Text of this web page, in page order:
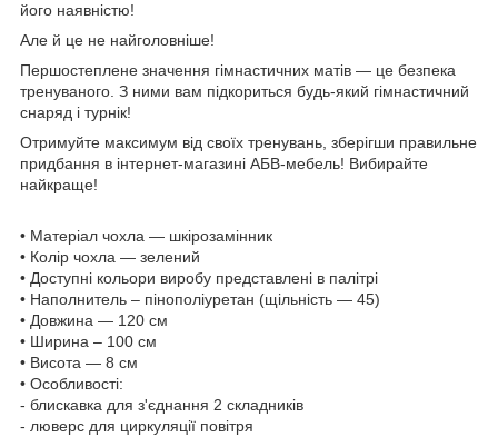
його наявністю!
Але й це не найголовніше!
Першостеплене значення гімнастичних матів — це безпека
тренуваного. З ними вам підкориться будь-який гімнастичний
снаряд і турнік!
Отримуйте максимум від своїх тренувань, зберігши правильне
придбання в інтернет-магазині АБВ-мебель! Вибирайте
найкраще!
• Матеріал чохла — шкірозамінник
• Колір чохла — зелений
• Доступні кольори виробу представлені в палітрі
• Наполнитель – пінополіуретан (щільність — 45)
• Довжина — 120 см
• Ширина – 100 см
• Висота — 8 см
• Особливості:
- блискавка для з'єднання 2 складників
- люверс для циркуляції повітря